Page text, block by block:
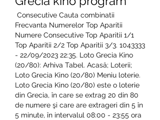
Frecvanta Numerelor Top Aparitii
Numere Consecutive Top Aparitii 1/1
Top Aparitii 2/2 Top Aparitii 3/3. 1043333
- 22/09/2023 22:35. Loto Grecia Kino
(20/80): Arhiva Tabel. Acasă; Loterii;
Loto Grecia Kino (20/80) Meniu loterie.
Loto Grecia Kino (20/80) este o loterie
din Grecia, în care se extrag 20 din 80
de numere şi care are extrageri din 5 în
5 minute, în intervalul 08:00 - 23:55 ora